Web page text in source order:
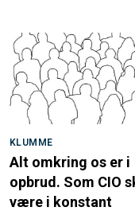
KLUMME
Alt omkring os er i
opbrud. Som CIO
være i konstant